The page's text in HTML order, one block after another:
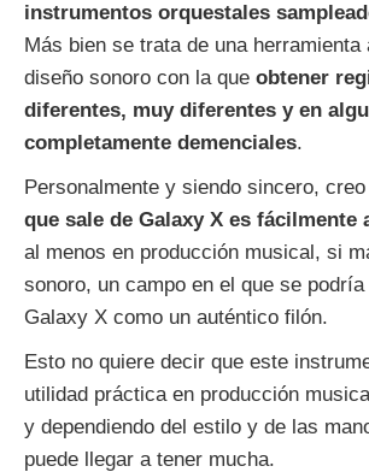
instrumentos orquestales
Más bien se trata de una herramienta
diseño sonoro con la que obtener
diferentes, muy diferentes y en
completamente demenciales.
Personalmente y siendo sincero, creo
que sale de Galaxy X es fácilmente
al menos en producción musical, si
sonoro, un campo en el que se
Galaxy X como un auténtico filón.
Esto no quiere decir que este
utilidad práctica en producción
y dependiendo del estilo y de las
puede llegar a tener mucha.